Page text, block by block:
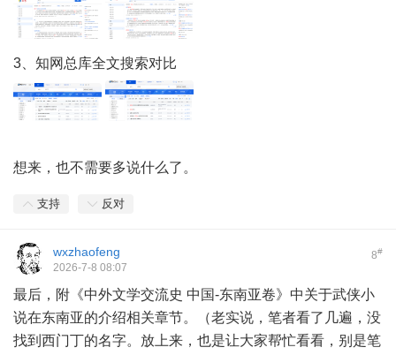
3、知网总库全文搜索对比
想来，也不需要多说什么了。
支持 反对
8#
wxzhaofeng
2026-7-8 08:07
最后，附《中外文学交流史 中国-东南亚卷》中关于武侠小
说在东南亚的介绍相关章节。（老实说，笔者看了几遍，没
找到西门丁的名字。放上来，也是让大家帮忙看看，别是笔